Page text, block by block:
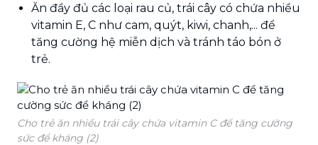
Ăn đầy đủ các loại rau củ, trái cây có chứa nhiều
vitamin E, C như cam, quýt, kiwi, chanh,... để
tăng cường hệ miễn dịch và tránh táo bón ở
trẻ.
Cho trẻ ăn nhiều trái cây chứa vitamin C để tăng cường
sức để kháng (2)